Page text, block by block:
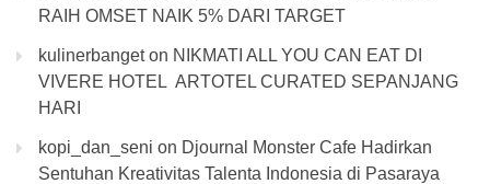
RAIH OMSET NAIK 5% DARI TARGET
kulinerbangeton NIKMATI ALL YOU CAN EAT DI
VIVERE HOTEL ARTOTEL CURATED SEPANJANG
HARI
kopi_dan_seni on Djournal Monster Cafe Hadirkan
Sentuhan Kreativitas Talenta Indonesia di Pasaraya